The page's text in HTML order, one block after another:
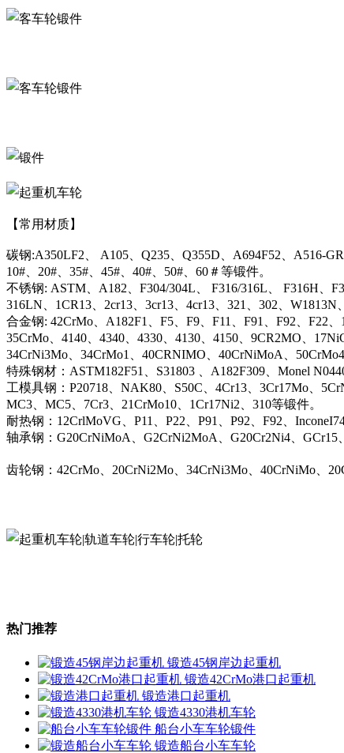
【常用材质】
碳钢:A350LF2、 A105、Q235、Q355D、A694F52、A516-
10#、20#、35#、45#、40#、50#、60＃等锻件。
不锈钢: ASTM、A182、F304/304L、 F316/316L、 F316H、
316LN、1CR13、2cr13、3cr13、4cr13、321、302、
合金钢: 42CrMo、A182F1、F5、F9、F11、F91、F92、F22
35CrMo、4140、4340、4330、4130、4150、9CR2MO、
34CrNi3Mo、34CrMo1、40CRNIMO、40CrNiMoA、
特殊钢材：ASTM182F51、S31803 、A182F309、Monel
工模具钢：P20718、NAK80、S50C、4Cr13、3Cr17Mo、
MC3、MC5、7Cr3、21CrMo10、1Cr17Ni2、310等锻件。
耐热钢：12CrlMoVG、P11、P22、P91、P92、F92、
轴承钢：G20CrNiMoA、G2CrNi2MoA、G20Cr2Ni4、GCr15
齿轮钢：42CrMo、20CrNi2Mo、34CrNi3Mo、40CrNiMo、
热门推荐
锻造45钢岸边起重机
锻造42CrMo港口起重机
锻造港口起重机
锻造4330港机车轮
船台小车车轮锻件
锻造船台小车车轮